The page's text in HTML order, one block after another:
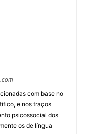
com base no
e nos traços
psicossocial dos
os de língua